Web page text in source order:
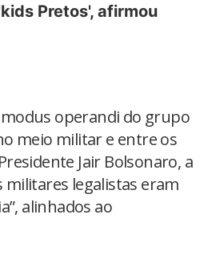
Pretos', afirmou
modus operandi do grupo
meio militar e entre os
Jair Bolsonaro, a
militares legalistas eram
alinhados ao